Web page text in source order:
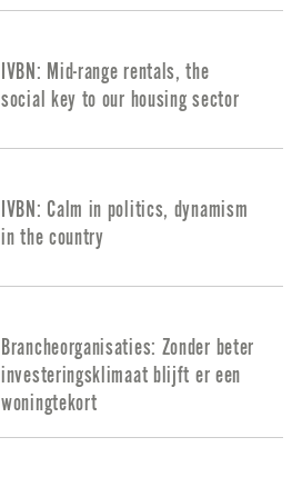
IVBN: Mid-range rentals, the
social key to our housing sector
IVBN: Calm in politics, dynamism
in the country
Brancheorganisaties: Zonder beter
investeringsklimaat blijft er een
woningtekort